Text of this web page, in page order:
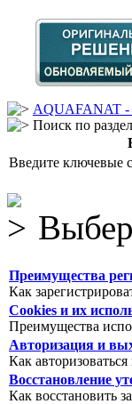
AQUAFANAT -
Поиск по
Введите ключевые
Преимущества
Как
Cookies и их
Преимущества
Авторизация и
Как
Восстановление
Как восстановить